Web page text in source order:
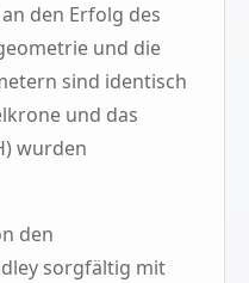
den Erfolg des
und die
sind identisch
und das
wurden
den
sorgfältig mit